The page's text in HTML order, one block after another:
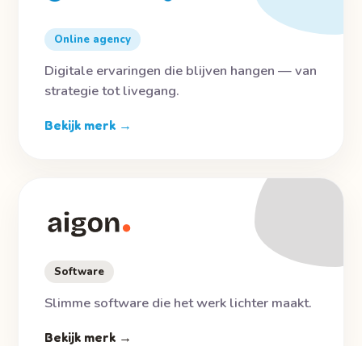
Online agency
Digitale ervaringen die blijven hangen — van
strategie tot livegang.
Bekijk merk →
Software
Slimme software die het werk lichter maakt.
Bekijk merk →